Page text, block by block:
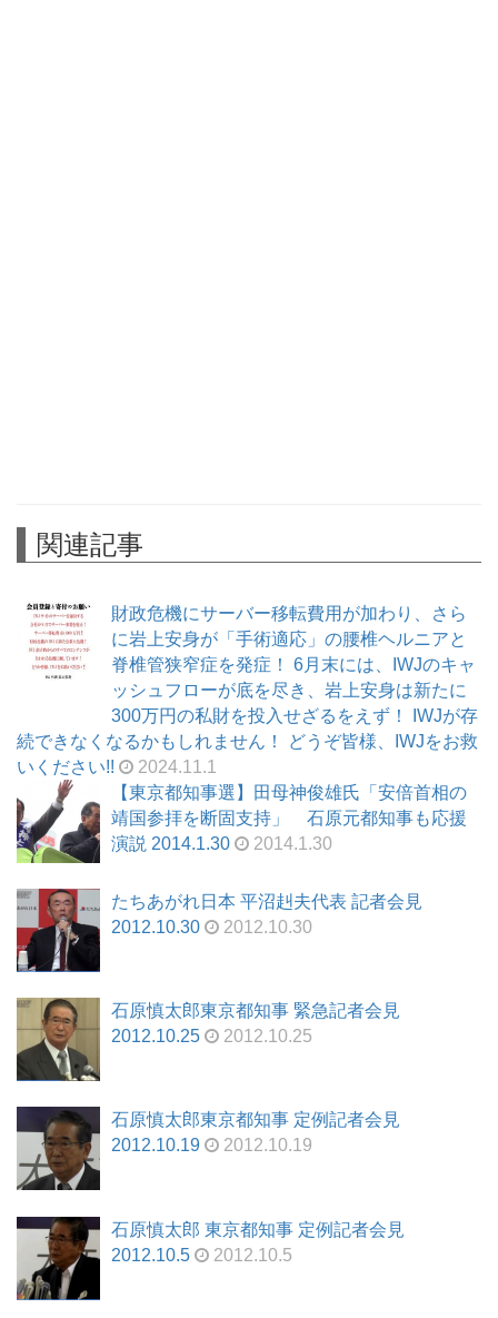
関連記事
財政危機にサーバー移転費用が加わり、さら
に岩上安身が「手術適応」の腰椎ヘルニアと
脊椎管狭窄症を発症！ 6月末には、IWJのキャ
ッシュフローが底を尽き、岩上安身は新たに
300万円の私財を投入せざるをえず！ IWJが存
続できなくなるかもしれません！ どうぞ皆様、IWJをお救
いください!!
2024.11.1
【東京都知事選】田母神俊雄氏「安倍首相の
靖国参拝を断固支持」 石原元都知事も応援
演説 2014.1.30
2014.1.30
たちあがれ日本 平沼赳夫代表 記者会見
2012.10.30
2012.10.30
石原慎太郎東京都知事 緊急記者会見
2012.10.25
2012.10.25
石原慎太郎東京都知事 定例記者会見
2012.10.19
2012.10.19
石原慎太郎 東京都知事 定例記者会見
2012.10.5
2012.10.5